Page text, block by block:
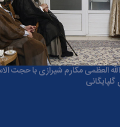
العظمی مکارم شیرازی با حجت